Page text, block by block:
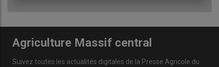
Agriculture Massif central
Suivez toutes les actualités digitales de la Presse Agricole du